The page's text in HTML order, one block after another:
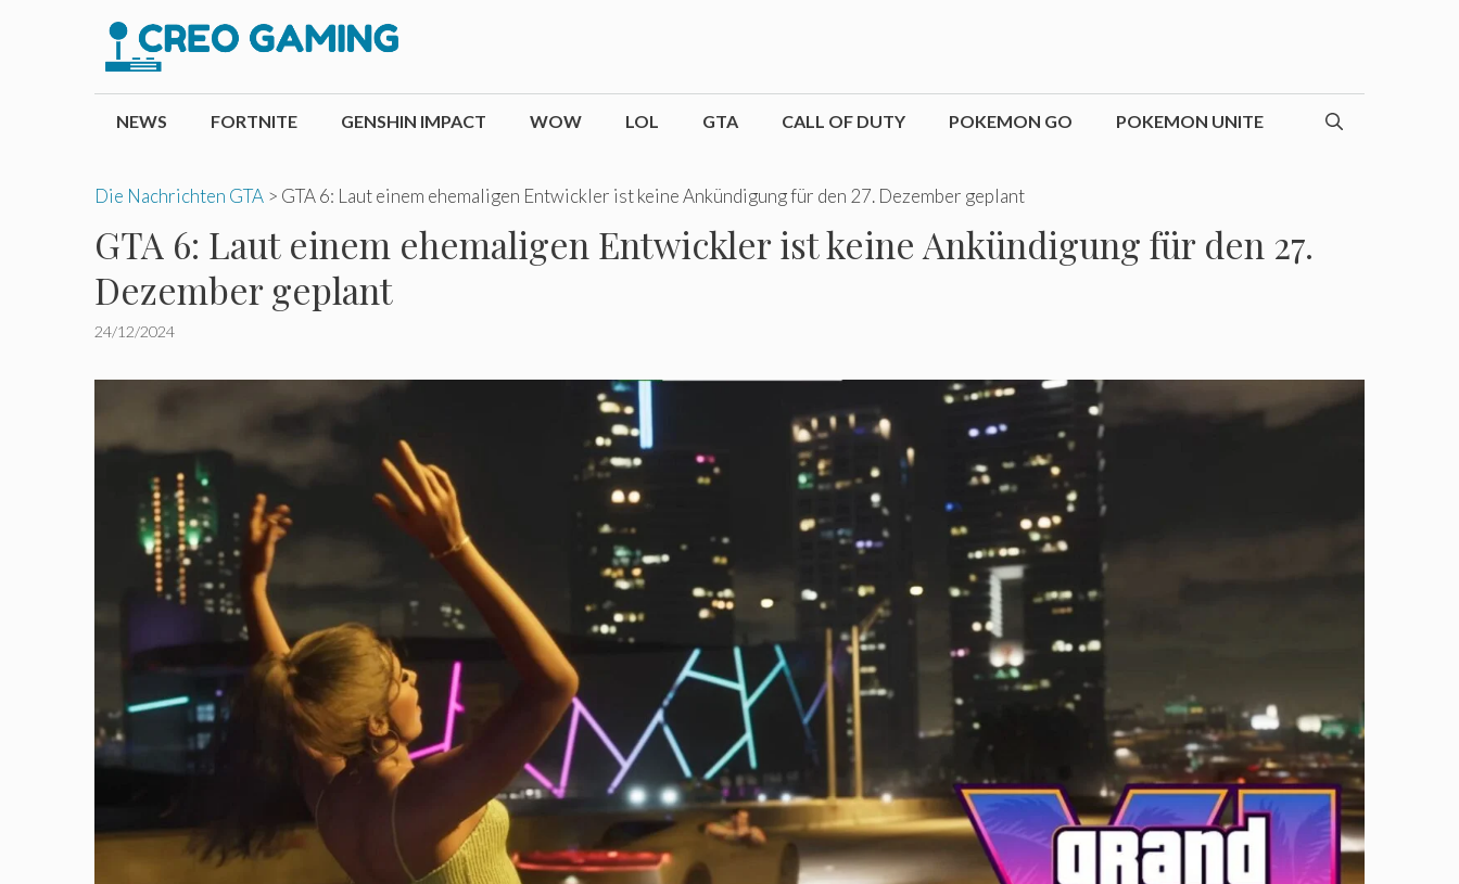
NEWS FORTNITE GENSHIN IMPACT WOW LOL GTA CALL OF DUTY POKEMON GO POKEMON UNITE
Die Nachrichten GTA > GTA 6: Laut einem ehemaligen Entwickler ist keine Ankündigung für den 27. Dezember geplant
GTA 6: Laut einem ehemaligen Entwickler ist keine Ankündigung für den 27.
Dezember geplant
24/12/2024